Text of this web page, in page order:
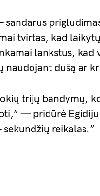
sandarus
tvirtas, kad
lankstus, kad
naudojant dušą ar
trijų bandymų,
— pridūrė
reikalas.”